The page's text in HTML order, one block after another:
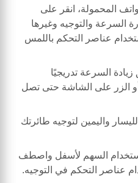
المحمولة، انقر على
السرعة والتوجيه وغيرها
عناصر التحكم باللمس
السرعة تدريجيًا
الزر على الشاشة حتى تصل
واليمين لتوجيه طائرتك
السهم لأسفل واصطف
عناصر التحكم في التوجيه.